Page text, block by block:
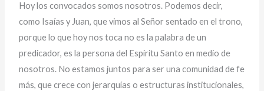
Hoy los convocados somos nosotros. Podemos decir,
como Isaías y Juan, que vimos al Señor sentado en el trono,
porque lo que hoy nos toca no es la palabra de un
predicador, es la persona del Espíritu Santo en medio de
nosotros. No estamos juntos para ser una comunidad de fe
más, que crece con jerarquías o estructuras institucionales,